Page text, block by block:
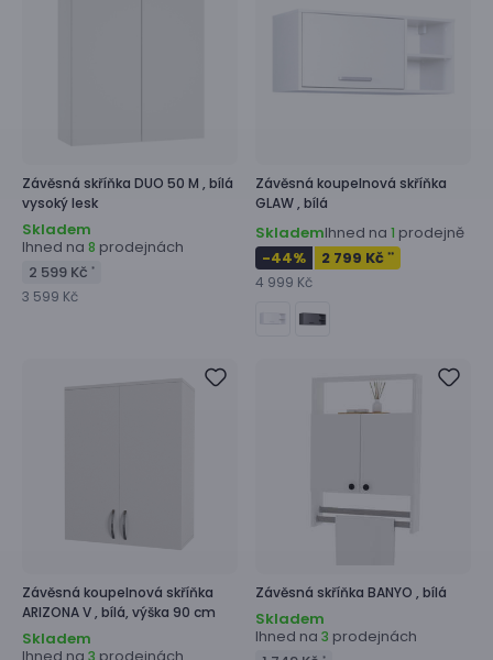
Závěsná skříňka DUO 50 M , bílá
vysoký lesk
Skladem
Ihned na 8 prodejnách
2 599 Kč *
3 599 Kč
Závěsná koupelnová skříňka
GLAW , bílá
SklademIhned na 1 prodejně
-44% 2 799 Kč **
4 999 Kč
Závěsná koupelnová skříňka
ARIZONA V , bílá, výška 90 cm
Skladem
3
Závěsná skříňka BANYO , bílá
Skladem
Ihned na 3 prodejnách